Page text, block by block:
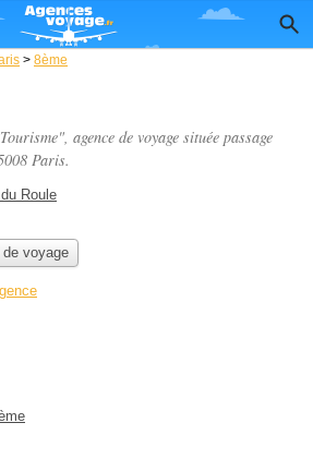
> 8ème
agence de voyage située passage
Paris.
Roule
voyage